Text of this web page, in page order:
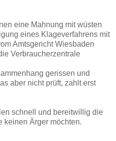
eine Mahnung mit wüsten
eines Klageverfahrens mit
Amtsgericht Wiesbaden
Verbraucherzentrale
gerissen und
aber nicht prüft, zahlt erst
schnell und bereitwillig die
keinen Ärger möchten.